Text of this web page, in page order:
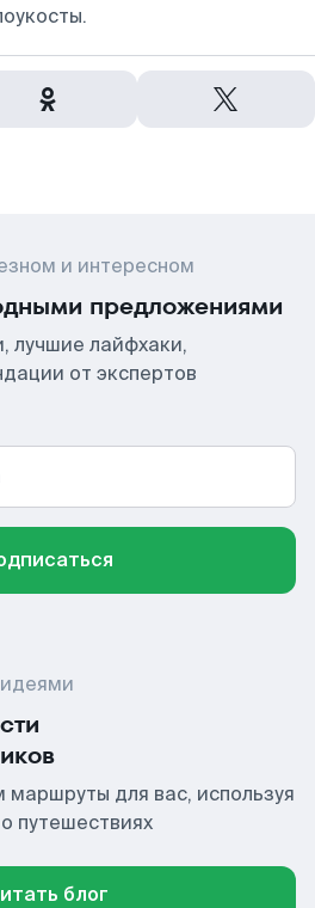
и интересном
предложениями
лучшие лайфхаки,
от экспертов
для вас, используя
путешествиях
блог